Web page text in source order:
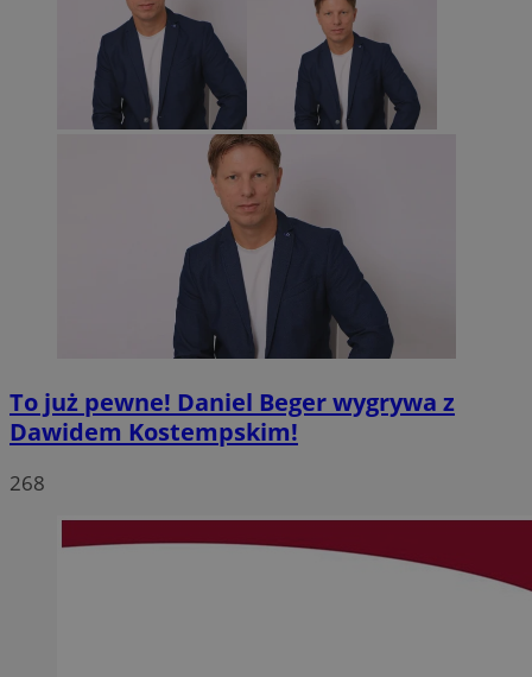
To już pewne! Daniel Beger wygrywa z
Dawidem Kostempskim!
268